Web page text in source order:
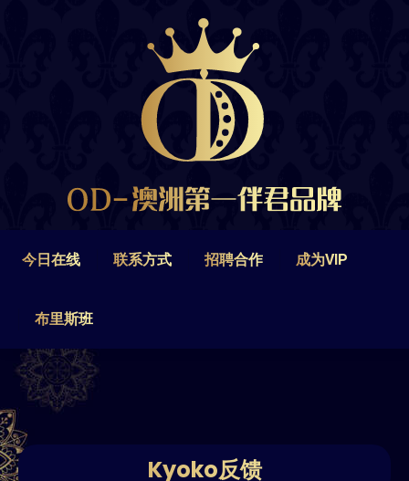
今日在线 联系方式 招聘合作 成为VIP
布里斯班
Kyoko反馈
联系方式 招聘合作
布里斯班